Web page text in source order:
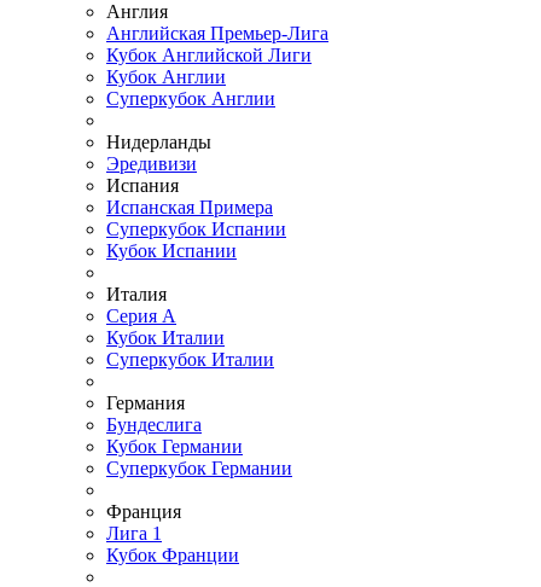
Англия
Английская Премьер-Лига
Кубок Английской Лиги
Кубок Англии
Суперкубок Англии
Нидерланды
Эредивизи
Испания
Испанская Примера
Суперкубок Испании
Кубок Испании
Италия
Серия А
Кубок Италии
Суперкубок Италии
Германия
Бундеслига
Кубок Германии
Суперкубок Германии
Франция
Лига 1
Кубок Франции